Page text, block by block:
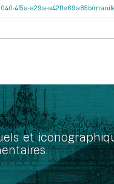
4f5a-a29a-a42f1e69a85b/
et